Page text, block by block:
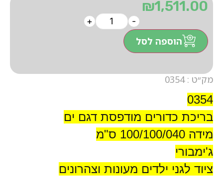
מק״ט : 0354
0354
בריכת כדורים מודפסת דגם ים
מידה 100/100/040 ס"מ
ג'ימבורי
ציוד לגני ילדים מעונות וצהרונים
₪1,511.00
-
+
הוספה לסל